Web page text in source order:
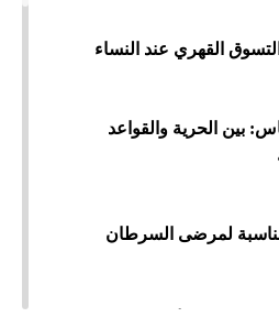
القهري عند النساء
بين الحرية والقواعد
لمرضى السرطان